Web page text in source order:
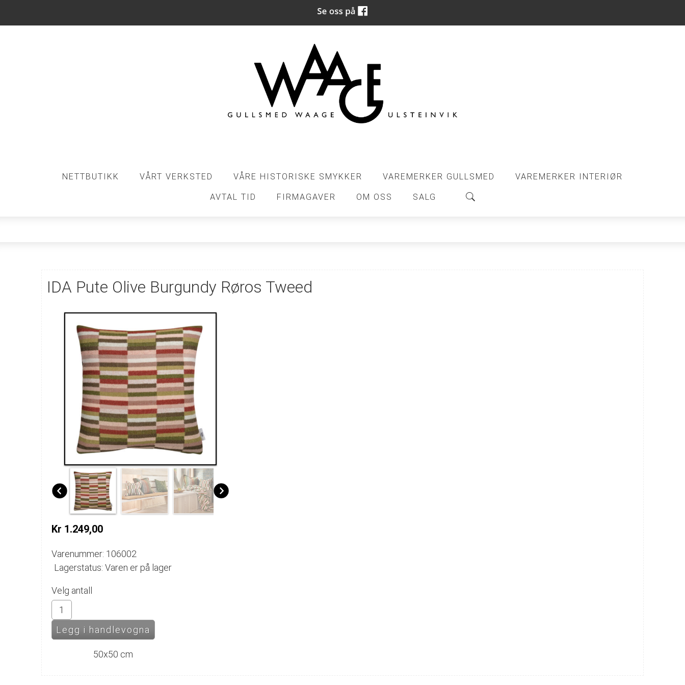
NETTBUTIKK VÅRT VERKSTED VÅRE HISTORISKE SMYKKER VAREMERKER GULLSMED VAREMERKER INTERIØR
AVTAL TID FIRMAGAVER OM OSS SALG
IDA Pute Olive Burgundy Røros Tweed
Kr 1.249,00
Varenummer: 106002
Lagerstatus: Varen er på lager
Velg antall
50x50 cm